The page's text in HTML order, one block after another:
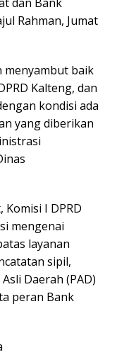
Rahman, Jumat
menyambut baik
Kalteng, dan
kondisi ada
yang diberikan
I DPRD
mengenai
layanan
sipil,
Daerah (PAD)
peran Bank